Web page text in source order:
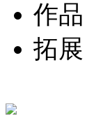
作品
拓展